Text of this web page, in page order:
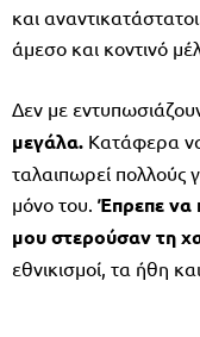
και
άμεσο και κοντινό
Δεν με
μεγάλα. Κατάφερα
ταλαιπωρεί πολλούς
μόνο του. Έπρεπε να
μου στερούσαν τη
εθνικισμοί, τα ήθη